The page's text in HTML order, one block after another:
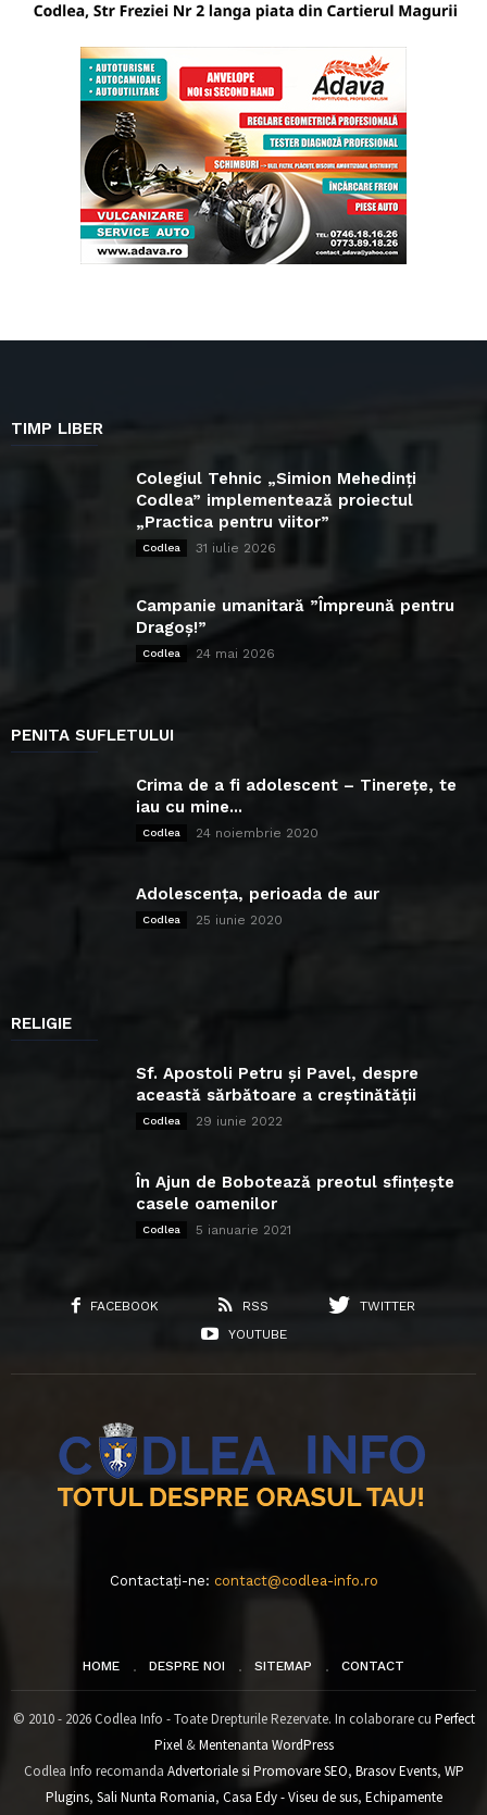
TIMP LIBER
Colegiul Tehnic „Simion Mehedinți
Codlea” implementează proiectul
„Practica pentru viitor”
Codlea 31 iulie 2026
Campanie umanitară ”Împreună pentru
Dragoș!”
Codlea 24 mai 2026
PENITA SUFLETULUI
Crima de a fi adolescent – Tinerețe, te
iau cu mine...
Codlea 24 noiembrie 2020
Adolescența, perioada de aur
Codlea 25 iunie 2020
RELIGIE
Sf. Apostoli Petru și Pavel, despre
această sărbătoare a creștinătății
Codlea 29 iunie 2022
În Ajun de Bobotează preotul sfințește
casele oamenilor
Codlea 5 ianuarie 2021
FACEBOOK RSS
TWITTER
YOUTUBE
Contactați-ne: contact@codlea-info.ro
HOME DESPRE NOI SITEMAP CONTACT
© 2010 - 2026 Codlea Info - Toate Drepturile Rezervate. In colaborare cu Perfect
Pixel&Mentenanta WordPress
Codlea Info recomanda Advertoriale si Promovare SEO, Brasov Events, WP
Plugins, Sali Nunta Romania, Casa Edy - Viseu de sus, Echipamente